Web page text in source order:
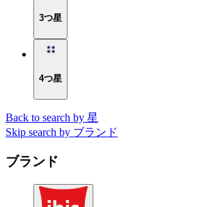
3つ星
4つ星
Back to search by 星
Skip search by ブランド
ブランド